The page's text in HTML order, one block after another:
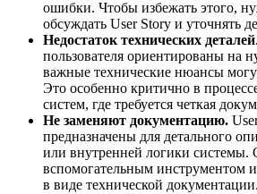
ошибки. Чтобы избежать этого,
обсуждать User Story и уточнять
Недостаток технических деталей
пользователя ориентированы на
важные технические нюансы
Это особенно критично в
систем, где требуется четкая
Не заменяют документацию.
предназначены для детального
или внутренней логики системы.
вспомогательным инструментом
в виде технической документации.